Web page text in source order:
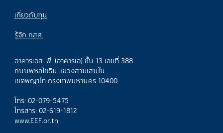
เกี่ยวกับทุน
รู้จัก กสศ.
อาคารเอส. พี. (อาคารเอ) ชั้น 13 เลขที่ 388
ถนนพหลโยธิน แขวงสามเสนใน
เขตพญาไท กรุงเทพมหานคร 10400
โทร: 02-079-5475
โทรสาร: 02-619-1812
www.EEF.or.th